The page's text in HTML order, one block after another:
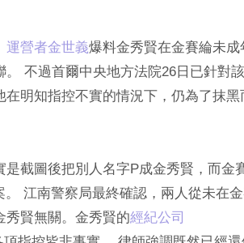
運營者金世義爆料金秀賢在金賽綸未成
不過首爾中央地方法院26日已針對
明知指控不實的情況下，仍為了抹黑
截圖後把別人名字P成金秀賢，而金
江南警察局最終確認，兩人從未在
秀賢無關。金秀賢的經紀公司